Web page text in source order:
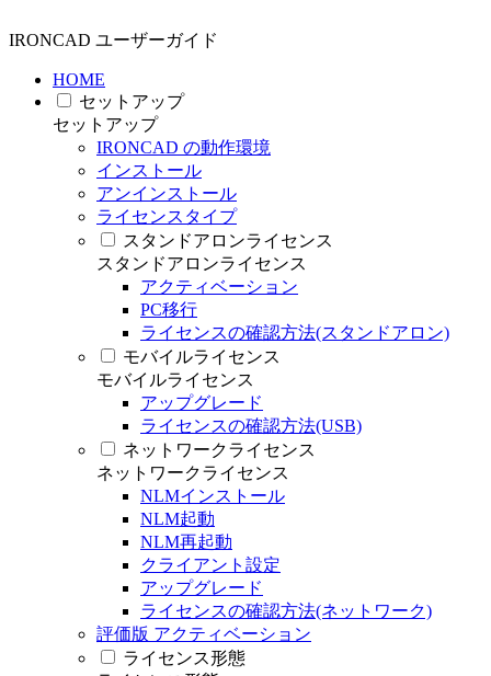
IRONCAD ユーザーガイド
HOME
セットアップ
セットアップ
IRONCAD の動作環境
インストール
アンインストール
ライセンスタイプ
スタンドアロンライセンス
スタンドアロンライセンス
アクティベーション
PC移行
ライセンスの確認方法(スタンドアロン)
モバイルライセンス
モバイルライセンス
アップグレード
ライセンスの確認方法(USB)
ネットワークライセンス
ネットワークライセンス
NLMインストール
NLM起動
NLM再起動
クライアント設定
アップグレード
ライセンスの確認方法(ネットワーク)
評価版 アクティベーション
ライセンス形態